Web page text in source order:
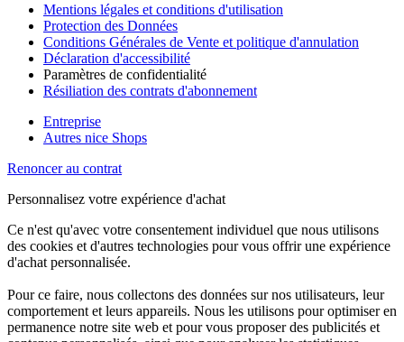
Mentions légales et conditions d'utilisation
Protection des Données
Conditions Générales de Vente et politique d'annulation
Déclaration d'accessibilité
Paramètres de confidentialité
Résiliation des contrats d'abonnement
Entreprise
Autres nice Shops
Renoncer au contrat
Personnalisez votre expérience d'achat
Ce n'est qu'avec votre consentement individuel que nous utilisons
des cookies et d'autres technologies pour vous offrir une expérience
d'achat personnalisée.
Pour ce faire, nous collectons des données sur nos utilisateurs, leur
comportement et leurs appareils. Nous les utilisons pour optimiser en
permanence notre site web et pour vous proposer des publicités et